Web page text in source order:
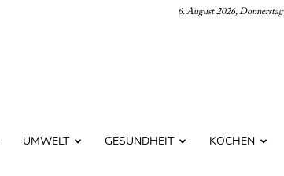
6. August 2026, Donnerstag
UMWELT GESUNDHEIT KOCHEN